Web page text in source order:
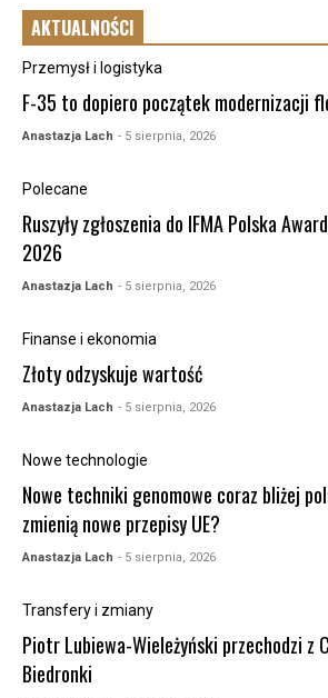
AKTUALNOŚCI
Przemysł i logistyka
F-35 to dopiero początek modernizacji
Anastazja Lach - 5 sierpnia, 2026
Polecane
Ruszyły zgłoszenia do IFMA Polska
2026
Anastazja Lach - 5 sierpnia, 2026
Finanse i ekonomia
Złoty odzyskuje wartość
Anastazja Lach - 5 sierpnia, 2026
Nowe technologie
Nowe techniki genomowe coraz bliżej
zmienią nowe przepisy UE?
Anastazja Lach - 5 sierpnia, 2026
Transfery i zmiany
Piotr Lubiewa-Wieleżyński przechodzi z
Biedronki